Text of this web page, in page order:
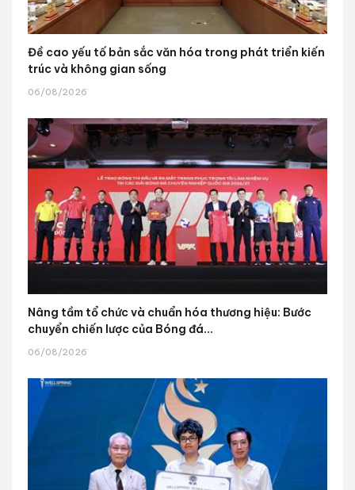
Đề cao yếu tố bản sắc văn hóa trong phát triển kiến
trúc và không gian sống
06/08/2026
Nâng tầm tổ chức và chuẩn hóa thương hiệu: Bước
chuyển chiến lược của Bóng đá...
06/08/2026